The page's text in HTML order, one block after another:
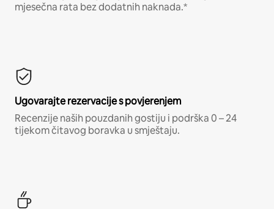
mjesečna rata bez dodatnih naknada.*
Ugovarajte rezervacije s povjerenjem
Recenzije naših pouzdanih gostiju i podrška 0 – 24
tijekom čitavog boravka u smještaju.